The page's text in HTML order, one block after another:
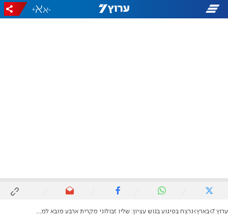
-
+
ערוץ 7 בארץ נרצח בפיגוע בגוש עציון: שליו זבולוני מקרית ארבע מובא למנוחות